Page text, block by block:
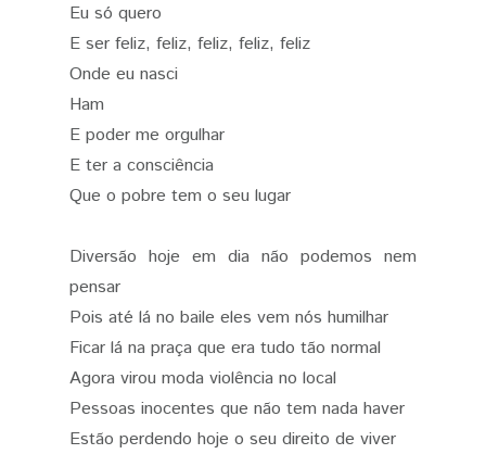
Eu só quero
E ser feliz, feliz, feliz, feliz, feliz
Onde eu nasci
Ham
E poder me orgulhar
E ter a consciência
Que o pobre tem o seu lugar
Diversão hoje em dia não podemos nem
pensar
Pois até lá no baile eles vem nós humilhar
Ficar lá na praça que era tudo tão normal
Agora virou moda violência no local
Pessoas inocentes que não tem nada haver
Estão perdendo hoje o seu direito de viver